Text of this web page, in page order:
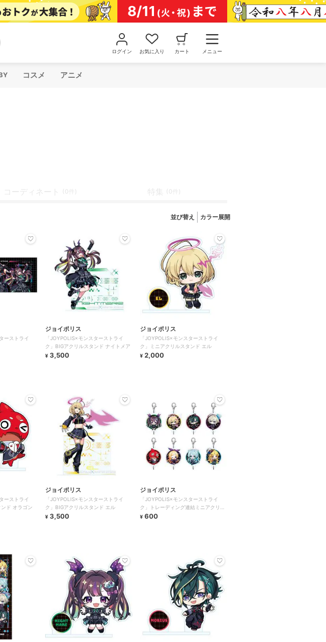
ログイン お気に入り カート メニュー
コスメ アニメ
コーディネート (0件) 特集 (0件)
並び替え カラー展開
ーストライ
ジョイポリス
「JOYPOLIS×モンスターストライ
ク」BIGアクリルスタンド ナイトメア
¥ 3,500
ジョイポリス
「JOYPOLIS×モンスターストライ
ク」ミニアクリルスタンド エル
¥ 2,000
ーストライ
ド オラゴン
ジョイポリス
「JOYPOLIS×モンスターストライ
ク」BIGアクリルスタンド エル
¥ 3,500
ジョイポリス
「JOYPOLIS×モンスターストライ
ク」トレーディング連結ミニアクリル
キーホルダー
¥ 600